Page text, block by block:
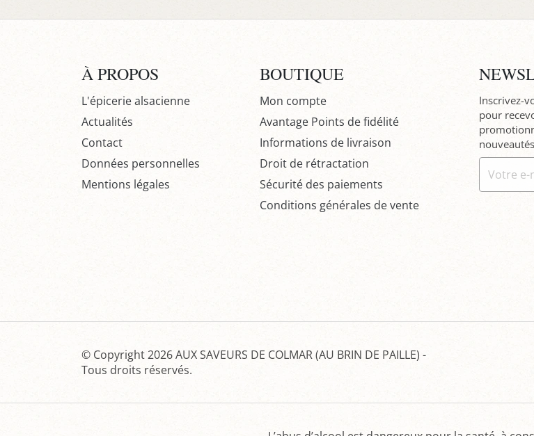
À PROPOS
L'épicerie alsacienne
Actualités
Contact
Données personnelles
Mentions légales
BOUTIQUE
Mon compte
Avantage Points de fidélité
Informations de livraison
Droit de rétractation
Sécurité des paiements
Conditions générales de vente
Inscrivez-
pour
© Copyright 2026AUX SAVEURS DE COLMAR (AU BRIN DE PAILLE) -
Tous droits réservés.